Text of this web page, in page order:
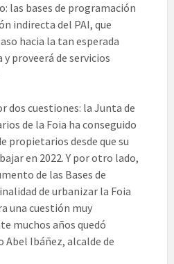
las bases de programación
indirecta del PAI, que
hacia la tan esperada
proveerá de servicios
dos cuestiones: la Junta de
de la Foia ha conseguido
propietarios desde que su
en 2022. Y por otro lado,
de las Bases de
de urbanizar la Foia
una cuestión muy
muchos años quedó
Abel Ibáñez, alcalde de